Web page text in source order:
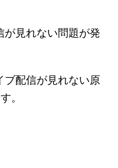
が見れない問題が発
ブ配信が見れない原
。